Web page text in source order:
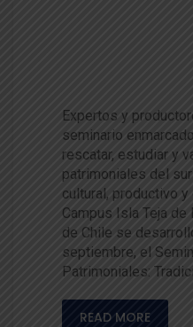
Expertos y
seminario
rescatar, estudiar y
patrimoniales del
cultural, productivo
Campus Isla Teja
de Chile se
septiembre, el
Patrimoniales:
READ MORE